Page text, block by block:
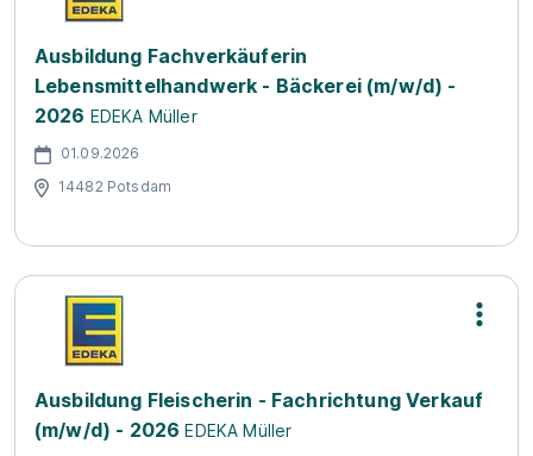
Ausbildung Fachverkäuferin
Lebensmittelhandwerk - Bäckerei (m/w/d) -
2026 EDEKA Müller
01.09.2026
14482 Potsdam
Ausbildung Fleischerin - Fachrichtung Verkauf
(m/w/d) - 2026 EDEKA Müller